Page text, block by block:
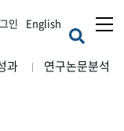
인 English
과
연구논문분석